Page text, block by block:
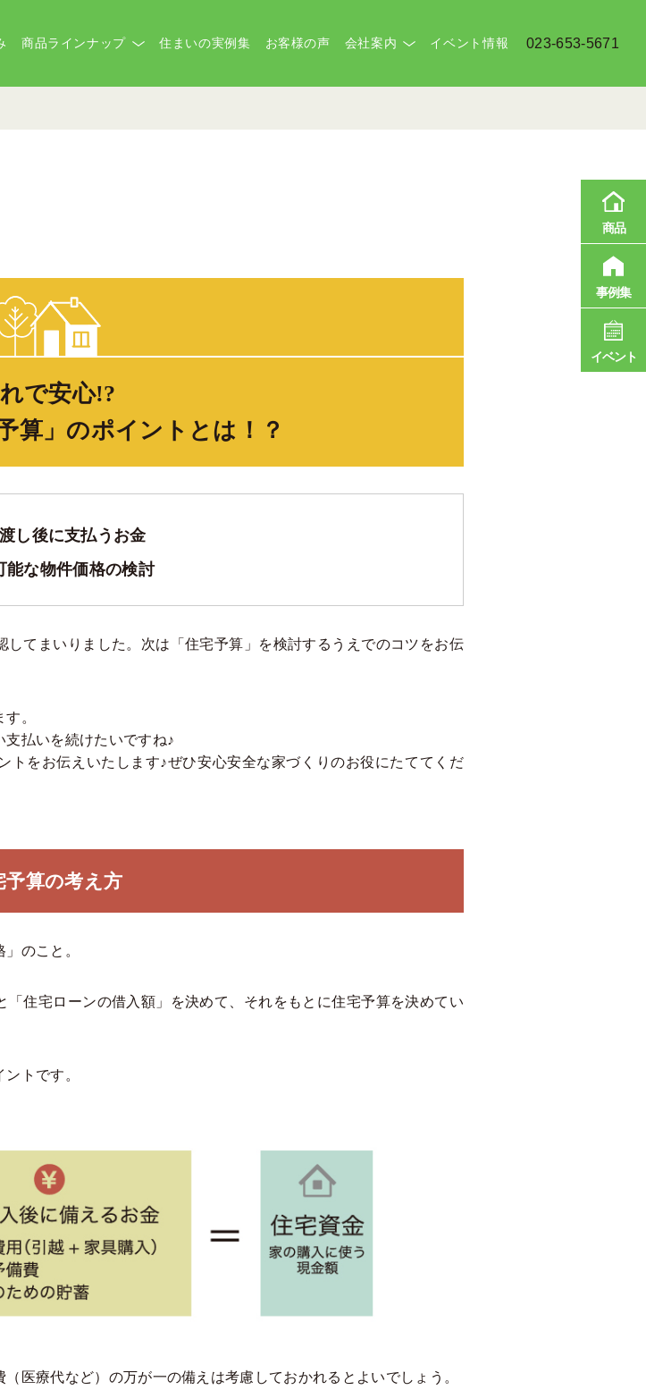
商品ラインナップ 住まいの実例集 お客様の声 会社案内 イベント情報 023-653-5671
で安心!?
算」のポイントとは！？
し後に支払うお金
能な物件価格の検討
してまいりました。次は「住宅予算」を検討するうえでのコツをお伝
。
払いを続けたいですね♪
トをお伝えいたします♪ぜひ安心安全な家づくりのお役にたててくだ
予算の考え方
のこと。
住宅ローンの借入額」を決めて、それをもとに住宅予算を決めてい
トです。
医療代など）の万が一の備えは考慮しておかれるとよいでしょう。
商品
事例集
イベント